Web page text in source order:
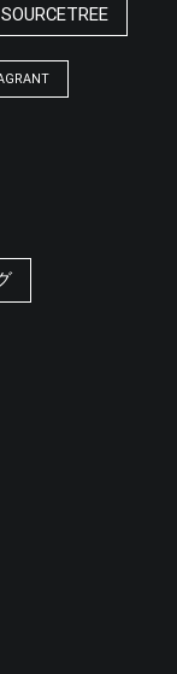
SOURCETREE